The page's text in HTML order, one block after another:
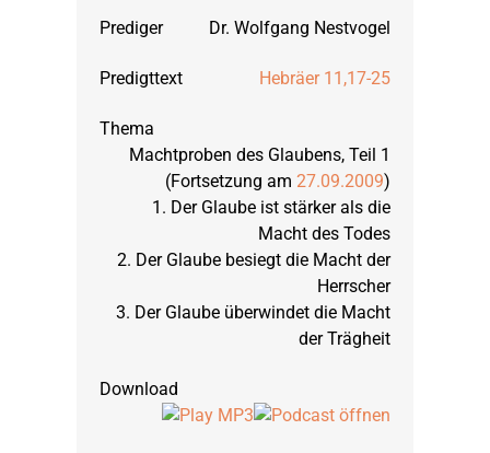
Dr. Wolfgang Nestvogel
Hebräer 11,17-25
Machtproben des Glaubens, Teil 1
(Fortsetzung am 27.09.2009)
1. Der Glaube ist stärker als die
Macht des Todes
2. Der Glaube besiegt die Macht der
Herrscher
3. Der Glaube überwindet die Macht
der Trägheit